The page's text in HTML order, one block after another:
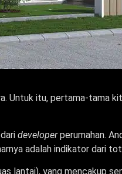
Untuk itu, pertama-tama
developerperumahan.
adalah indikator dari
lantai), yang mencakup